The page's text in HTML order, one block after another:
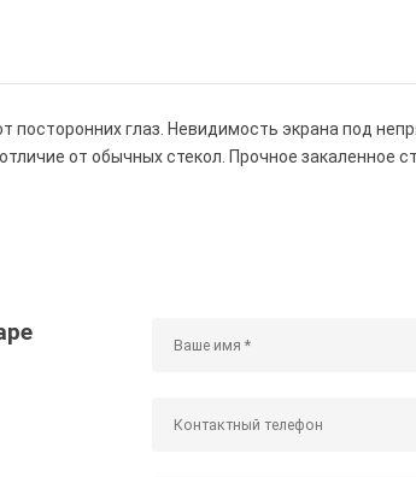
посторонних глаз. Невидимость экрана под
от обычных стекол. Прочное закаленное